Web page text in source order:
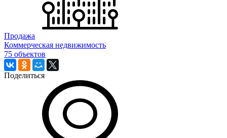
Продажа
Коммерческая недвижимость
75 объектов
Поделиться